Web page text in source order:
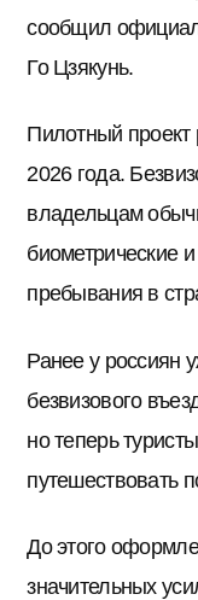
сообщил
Го Цзякунь.
Пилотный проект
2026 года.
владельцам
биометрические
пребывания в
Ранее у россиян
безвизового
но теперь
путешествовать
До этого
значительных